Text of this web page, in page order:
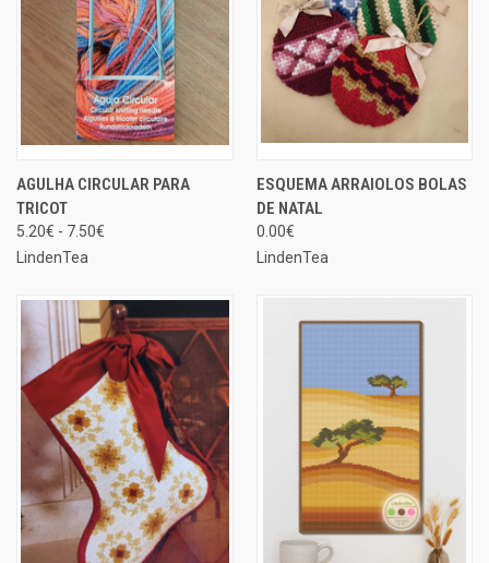
AGULHA CIRCULAR PARA
TRICOT
5.20€ - 7.50€
LindenTea
ESQUEMA ARRAIOLOS BOLAS
DE NATAL
0.00€
LindenTea